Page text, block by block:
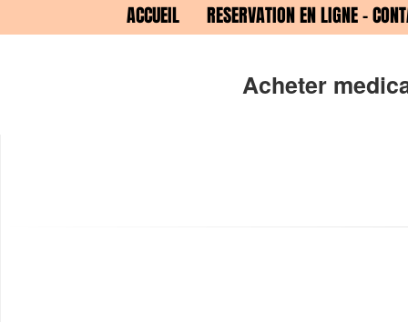
ACCUEIL RESERVATION EN LIGNE -
Acheter